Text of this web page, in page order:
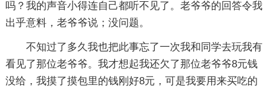
吗？我的声音小得连自己都听不见了。老爷爷的回答令我
出乎意料，老爷爷说；没问题。
不知过了多久我也把此事忘了一次我和同学去玩我有
看见了那位老爷爷。我才想起我还欠了那位老爷爷8元钱
没给，我摸了摸包里的钱刚好8元，可是我要用来买吃的